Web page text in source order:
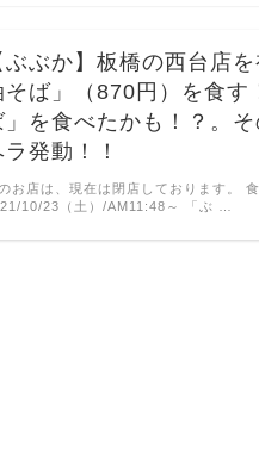
ぶぶか】板橋の西台店
そば」（870円）を食す
」を食べたかも！？。
ラ発動！！
お店は、現在は閉店しております。
10/23（土）/AM11:48～ 「ぶ …